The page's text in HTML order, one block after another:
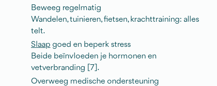
Beweeg regelmatig
Wandelen, tuinieren, fietsen, krachttraining: alles
telt.
Slaap goed en beperk stress
Beide beïnvloeden je hormonen en
vetverbranding [7].
Overweeg medische ondersteuning